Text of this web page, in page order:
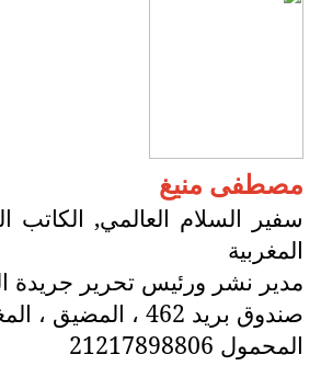
مصطفى منيغ
سفير السلام العالمي, الكاتب
المغربية
مدير نشر ورئيس تحرير جريدة
صندوق بريد 462 ، المضيق ، المغرب
المحمول 21217898806